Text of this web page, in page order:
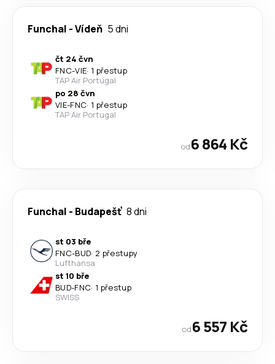
Funchal -Vídeň 5 dni
čt 24 čvn
FNC-VIE· 1 přestup
TAP Air Portugal
po 28 čvn
VIE-FNC· 1 přestup
TAP Air Portugal
od6 864 Kč
Funchal - Budapešť 8 dni
st 03 bře
FNC-BUD· 2 přestupy
Lufthansa
st 10 bře
BUD-FNC· 1 přestup
SWISS
od6 557 Kč